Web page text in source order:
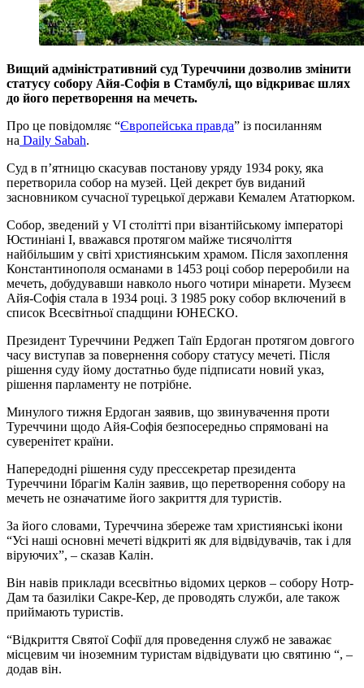
Вищий адміністративний суд Туреччини дозволив змінити
статусу собору Айя-Софія в Стамбулі, що відкриває шлях
до його перетворення на мечеть.
Про це повідомляє “Європейська правда” із посиланням
на Daily Sabah.
Суд в п’ятницю скасував постанову уряду 1934 року, яка
перетворила собор на музей. Цей декрет був виданий
засновником сучасної турецької держави Кемалем Ататюрком.
Собор, зведений у VI столітті при візантійському імператорі
Юстиніані I, вважався протягом майже тисячоліття
найбільшим у світі християнським храмом. Після захоплення
Константинополя османами в 1453 році собор переробили на
мечеть, добудувавши навколо нього чотири мінарети. Музеєм
Айя-Софія стала в 1934 році. З 1985 року собор включений в
список Всесвітньої спадщини ЮНЕСКО.
Президент Туреччини Реджеп Таїп Ердоган протягом довгого
часу виступав за повернення собору статусу мечеті. Після
рішення суду йому достатньо буде підписати новий указ,
рішення парламенту не потрібне.
Минулого тижня Ердоган заявив, що звинувачення проти
Туреччини щодо Айя-Софія безпосередньо спрямовані на
суверенітет країни.
Напередодні рішення суду прессекретар президента
Туреччини Ібрагім Калін заявив, що перетворення собору на
мечеть не означатиме його закриття для туристів.
За його словами, Туреччина збереже там християнські ікони
“Усі наші основні мечеті відкриті як для відвідувачів, так і для
віруючих”, – сказав Калін.
Він навів приклади всесвітньо відомих церков – собору Нотр-
Дам та базиліки Сакре-Кер, де проводять служби, але також
приймають туристів.
“Відкриття Святої Софії для проведення служб не заважає
місцевим чи іноземним туристам відвідувати цю святиню “, –
додав він.